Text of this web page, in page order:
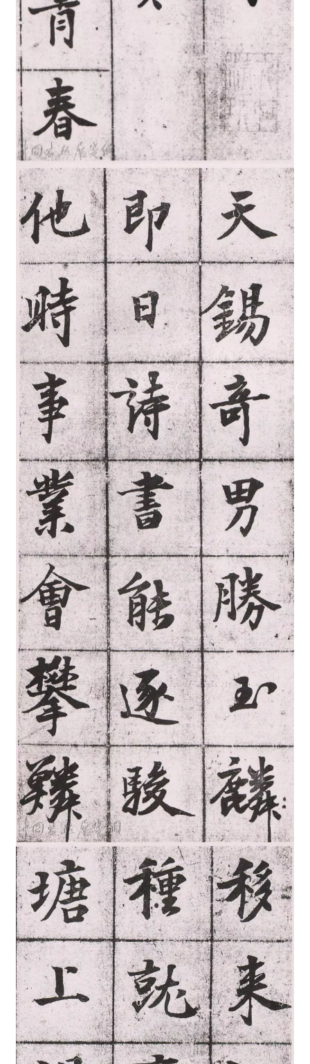
首
页
艺
坛
快
讯
书
法
征
稿
学
术
研
究
法
书
欣
赏